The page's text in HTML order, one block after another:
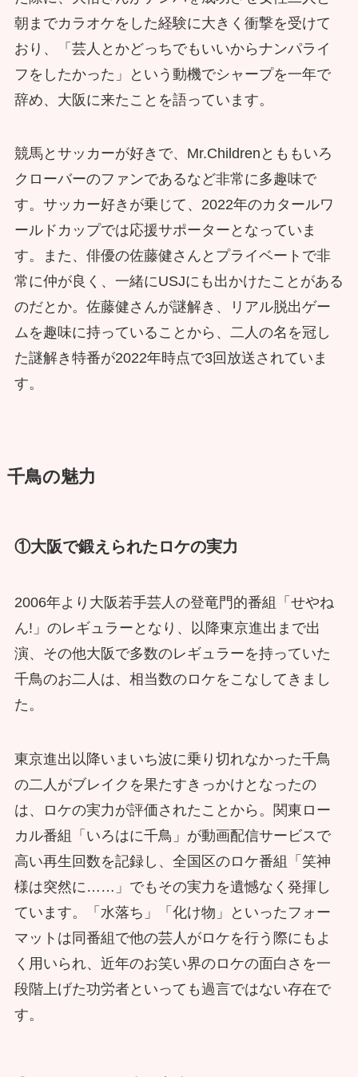
朝までカラオケをした経験に大きく衝撃を受けて
おり、「芸人とかどっちでもいいからナンパライ
フをしたかった」という動機でシャープを一年で
辞め、大阪に来たことを語っています。
競馬とサッカーが好きで、Mr.Childrenとももいろ
クローバーのファンであるなど非常に多趣味で
す。サッカー好きが乗じて、2022年のカタールワ
ールドカップでは応援サポーターとなっていま
す。また、俳優の佐藤健さんとプライベートで非
常に仲が良く、一緒にUSJにも出かけたことがある
のだとか。佐藤健さんが謎解き、リアル脱出ゲー
ムを趣味に持っていることから、二人の名を冠し
た謎解き特番が2022年時点で3回放送されていま
す。
千鳥の魅力
①大阪で鍛えられたロケの実力
2006年より大阪若手芸人の登竜門的番組「せやね
ん!」のレギュラーとなり、以降東京進出まで出
演、その他大阪で多数のレギュラーを持っていた
千鳥のお二人は、相当数のロケをこなしてきまし
た。
東京進出以降いまいち波に乗り切れなかった千鳥
の二人がブレイクを果たすきっかけとなったの
は、ロケの実力が評価されたことから。関東ロー
カル番組「いろはに千鳥」が動画配信サービスで
高い再生回数を記録し、全国区のロケ番組「笑神
様は突然に……」でもその実力を遺憾なく発揮し
ています。「水落ち」「化け物」といったフォー
マットは同番組で他の芸人がロケを行う際にもよ
く用いられ、近年のお笑い界のロケの面白さを一
段階上げた功労者といっても過言ではない存在で
す。